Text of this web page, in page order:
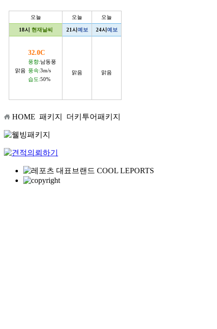
오늘
18시 현재날씨
맑음
32.0C
풍향:남동풍
풍속:3m/s
습도:50%
오늘
21시예보
맑음
오늘
24시예보
맑음
HOME 패키지 더키투어패키지